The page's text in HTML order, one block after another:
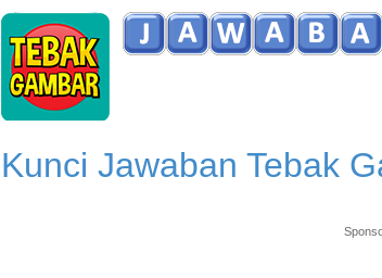
Kunci Jawaban Tebak